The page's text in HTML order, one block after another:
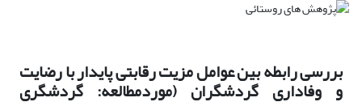
بررسی رابطه بین عوامل مزیت رقابتی پایدار با رضایت
و وفاداری گردشگران (موردمطالعه: گردشگری